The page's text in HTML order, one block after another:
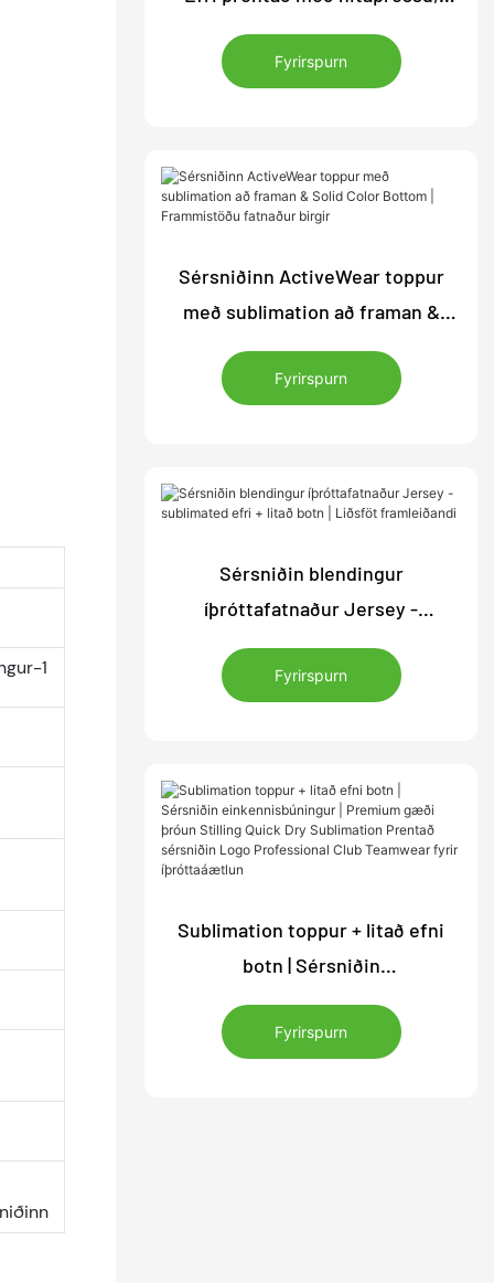
1
lægra í solid lit efni | Sérfræðingur
í íþróttagír
Fyrirspurn
Sérsniðinn ActiveWear toppur
með sublimation að framan &
Solid Color Bottom | Frammistöðu
fatnaður birgir
Fyrirspurn
Sérsniðin blendingur
íþróttafatnaður Jersey -
sublimated efri + litað botn |
Liðsföt framleiðandi
Fyrirspurn
Sublimation toppur + litað efni
botn | Sérsniðin
einkennisbúningur | Premium
gæði þróun Stilling Quick Dry
Fyrirspurn